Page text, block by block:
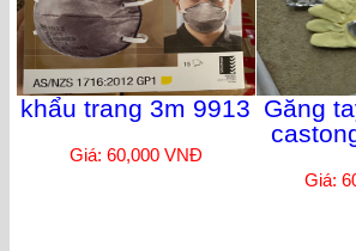
khẩu trang 3m 9913
Giá: 60,000 VNĐ
Găng
Giá: